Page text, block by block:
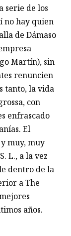
serie de los
no hay quien
de Dámaso
Martín), sin
renuncien
tanto, la vida
con
enfrascado
El
muy, muy
L., a la vez
dentro de la
a The
años.